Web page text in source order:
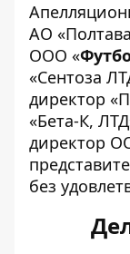
АО
ООО «
«Сентоза
директор
«Бета-К,
директор
без